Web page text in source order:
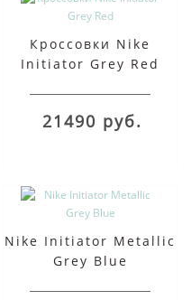
Кроссовки Nike
Initiator Grey Red
21490 руб.
Nike Initiator Metallic
Grey Blue